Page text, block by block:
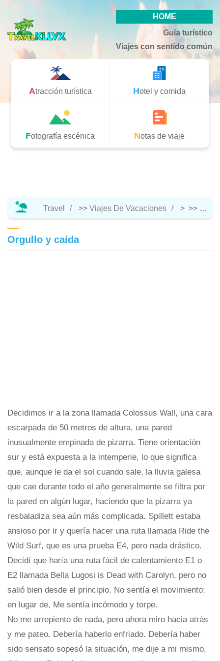
HOME
Guía turístico
Viajes con sentido común
Atracción turística Hotel y comida
Fotografía escénica Notas de viaje
Travel >> Viajes De Vacaciones > >>
Orgullo y caída
Decidimos ir a la zona llamada Colossus Wall, una cara
escarpada de 50 metros de altura, una pared
inusualmente empinada de pizarra. Tiene orientación
sur y está expuesta a la intemperie, lo que significa
que, aunque le da el sol cuando sale, la lluvia galesa
que cae durante todo el año generalmente se filtra por
la pared en algún lugar, haciendo que la pizarra ya
resbaladiza sea aún más complicada. Spillett estaba
ansioso por ir y quería hacer una ruta llamada Ride the
Wild Surf, que es una prueba E4, pero nada drástico.
Decidí que haría una ruta fácil de calentamiento E1 o
E2 llamada Bella Lugosi is Dead with Carolyn, pero no
salió bien desde el principio. No sentía el movimiento;
en lugar de, Me sentía incómodo y torpe.
No me arrepiento de nada, pero ahora miro hacia atrás
y me pateo. Debería haberlo enfriado. Debería haber
sido sensato sopesó la situación, me dije a mi mismo,